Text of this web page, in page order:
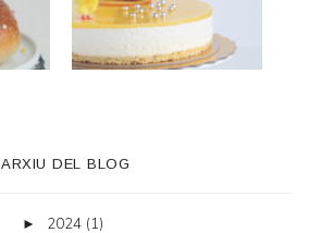
ARXIU DEL BLOG
► 2024 (1)